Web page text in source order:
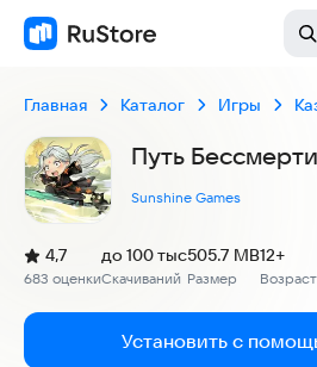
Главная Каталог Игры
Путь
Sunshine Games
Рейтинг:
4,7
(
683 оценки
)
Скачиваний
до 100 тыс
Размер
505.7 MB
Возраст
12+
Установить с